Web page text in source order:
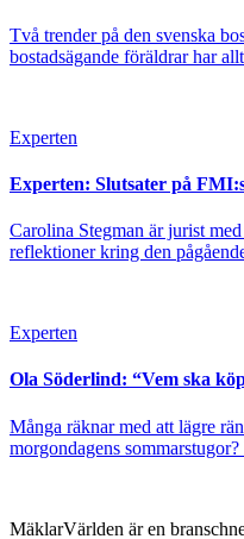
Två trender på den svenska
bostadsägande föräldrar har
Experten
Experten: Slutsater på
Carolina Stegman är jurist
reflektioner kring den
Experten
Ola Söderlind: “Vem ska
Många räknar med att lägre
morgondagens
MäklarVärlden är en